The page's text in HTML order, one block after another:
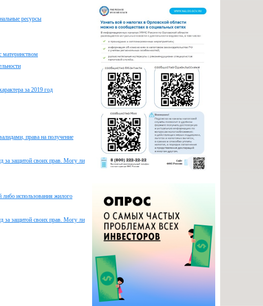
ресурсы
материнством
за 2019 год
права на получение
за защитой своих прав. Могу ли
либо использования жилого
за защитой своих прав. Могу ли